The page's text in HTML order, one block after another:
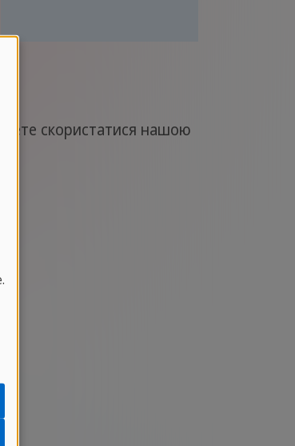
скористатися нашою